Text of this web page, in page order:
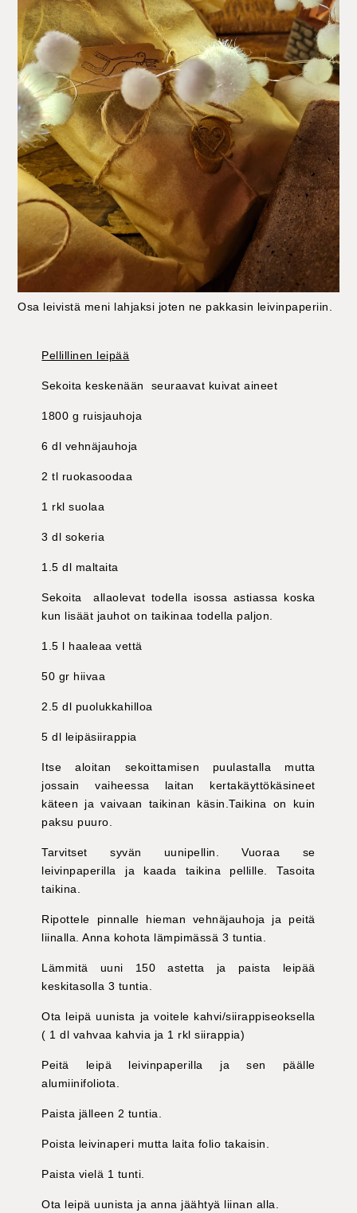
Osa leivistä meni lahjaksi joten ne pakkasin leivinpaperiin.
Pellillinen leipää
Sekoita keskenään seuraavat kuivat aineet
1800 g ruisjauhoja
6 dl vehnäjauhoja
2 tl ruokasoodaa
1 rkl suolaa
3 dl sokeria
1.5 dl maltaita
Sekoita allaolevat todella isossa astiassa koska
kun lisäät jauhot on taikinaa todella paljon.
1.5 l haaleaa vettä
50 gr hiivaa
2.5 dl puolukkahilloa
5 dl leipäsiirappia
Itse aloitan sekoittamisen puulastalla mutta
jossain vaiheessa laitan kertakäyttökäsineet
käteen ja vaivaan taikinan käsin.Taikina on kuin
paksu puuro.
Tarvitset syvän uunipellin. Vuoraa se
leivinpaperilla ja kaada taikina pellille. Tasoita
taikina.
Ripottele pinnalle hieman vehnäjauhoja ja peitä
liinalla. Anna kohota lämpimässä 3 tuntia.
Lämmitä uuni 150 astetta ja paista leipää
keskitasolla 3 tuntia.
Ota leipä uunista ja voitele kahvi/siirappiseoksella
( 1 dl vahvaa kahvia ja 1 rkl siirappia)
Peitä leipä leivinpaperilla ja sen päälle
alumiinifoliota.
Paista jälleen 2 tuntia.
Poista leivinaperi mutta laita folio takaisin.
Paista vielä 1 tunti.
Ota leipä uunista ja anna jäähtyä liinan alla.